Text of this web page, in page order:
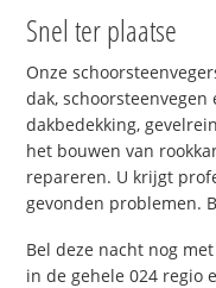
Snel ter plaatse
Onze
dak,
dakbedekking,
het bouwen van
repareren. U krijgt
gevonden problemen.
Bel deze nacht nog
in de gehele 024 regio